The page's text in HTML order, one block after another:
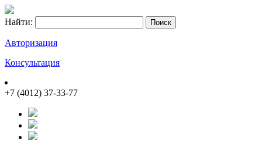
Найти:
Авторизация
Консультация
+7 (4012) 37-33-77